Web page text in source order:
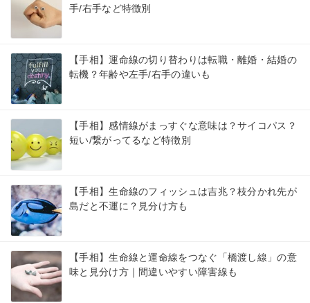
手/右手など特徴別
【手相】運命線の切り替わりは転職・離婚・結婚の
転機？年齢や左手/右手の違いも
【手相】感情線がまっすぐな意味は？サイコパス？
短い/繋がってるなど特徴別
【手相】生命線のフィッシュは吉兆？枝分かれ先が
島だと不運に？見分け方も
【手相】生命線と運命線をつなぐ「橋渡し線」の意
味と見分け方｜間違いやすい障害線も